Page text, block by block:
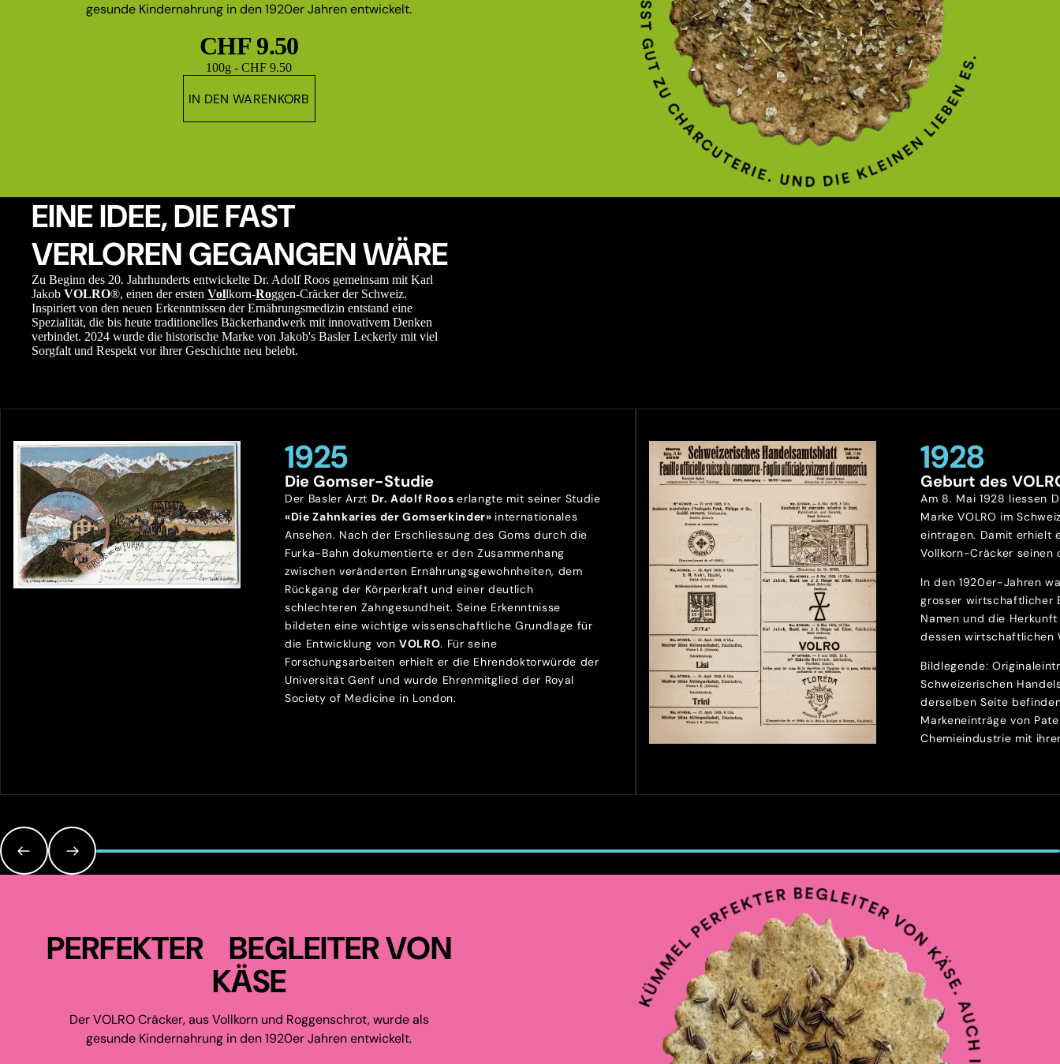
gesunde Kindernahrung in den 1920er Jahren entwickelt.
CHF 9.50
Grundpreis
100g - CHF 9.50
IN DEN WARENKORB
EINE IDEE, DIE FAST
VERLOREN GEGANGEN WÄRE
Zu Beginn des 20. Jahrhunderts entwickelte Dr. Adolf Roos gemeinsam mit Karl
Jakob VOLRO®, einen der ersten Vollkorn-Roggen-Cräcker der Schweiz.
Inspiriert von den neuen Erkenntnissen der Ernährungsmedizin entstand eine
Spezialität, die bis heute traditionelles Bäckerhandwerk mit innovativem Denken
verbindet. 2024 wurde die historische Marke von Jakob's Basler Leckerly mit viel
Sorgfalt und Respekt vor ihrer Geschichte neu belebt.
1925
Die Gomser-Studie
Der Basler Arzt Dr. Adolf Rooserlangte mit seiner Studie
«Die Zahnkaries der Gomserkinder» internationales
Ansehen. Nach der Erschliessung des Goms durch die
Furka-Bahn dokumentierte er den Zusammenhang
zwischen veränderten Ernährungsgewohnheiten, dem
Rückgang der Körperkraft und einer deutlich
schlechteren Zahngesundheit. Seine Erkenntnisse
bildeten eine wichtige wissenschaftliche Grundlage für
die Entwicklung vonVOLRO. Für seine
Forschungsarbeiten erhielt er die Ehrendoktorwürde der
Universität Genf und wurde Ehrenmitglied der Royal
Society of Medicine in London.
1928
Geburt des
Am 8. Mai 1928 liessen
Marke VOLRO im
eintragen. Damit erhielt
Vollkorn-Cräcker seinen
In den 1920er-Jahren
grosser wirtschaftlicher
Namen und die
dessen wirtschaftlichen
Bildlegende:
Schweizerischen
derselben Seite
Markeneinträge von
Chemieindustrie mit
PERFEKTER BEGLEITER VON
KÄSE
Der VOLRO Cräcker, aus Vollkorn und Roggenschrot, wurde als
gesunde Kindernahrung in den 1920er Jahren entwickelt.